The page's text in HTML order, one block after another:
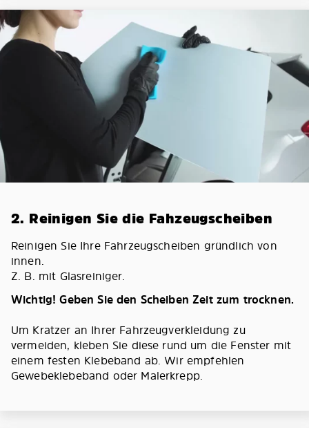
2. Reinigen Sie die Fahzeugscheiben
Reinigen Sie Ihre Fahrzeugscheiben gründlich von
innen.
Z. B. mit Glasreiniger.
Wichtig! Geben Sie den Scheiben Zeit zum trocknen.
Um Kratzer an Ihrer Fahrzeugverkleidung zu
vermeiden, kleben Sie diese rund um die Fenster mit
einem festen Klebeband ab. Wir empfehlen
Gewebeklebeband oder Malerkrepp.